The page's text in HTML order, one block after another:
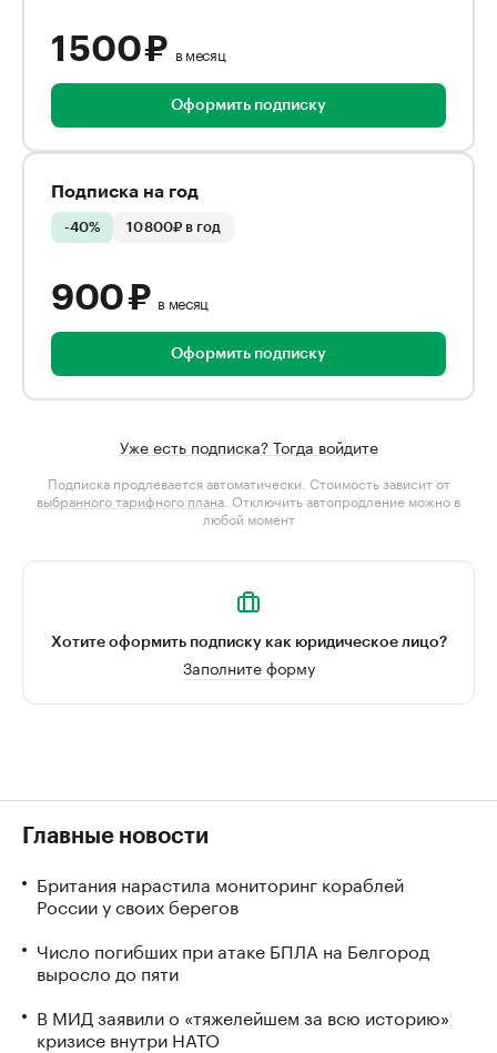
1 500 ₽ в месяц
Оформить подписку
Подписка на год
-40% 10 800₽ в год
900 ₽ в месяц
Оформить подписку
Уже есть подписка? Тогда войдите
Подписка продлевается автоматически. Стоимость зависит от
выбранного тарифного плана . Отключить автопродление можно в
любой момент
Хотите оформить подписку как юридическое лицо?
Заполните форму
Главные новости
Британия нарастила мониторинг кораблей
России у своих берегов
Число погибших при атаке БПЛА на Белгород
выросло до пяти
В МИД заявили о «тяжелейшем за всю историю»
кризисе внутри НАТО